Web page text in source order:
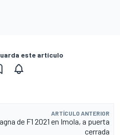
este artículo
ARTÍCULO ANTERIOR
de F1 2021 en Imola, a puerta
cerrada